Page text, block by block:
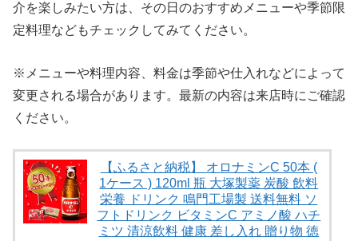
介を楽しみたい方は、その日のおすすめメニューや季節限
定料理などもチェックしてみてください。
※メニューや料理内容、料金は季節や仕入れなどによって
変更される場合があります。最新の内容は来店時にご確認
ください。
【ふるさと納税】 オロナミンC 50本 (
1ケース ) 120ml 瓶 大塚製薬 炭酸 飲料
栄養 ドリンク 鳴門工場製 送料無料 ソ
フトドリンク ビタミンC アミノ酸 ハチ
ミツ 清涼飲料 健康 差し入れ 贈り物 徳